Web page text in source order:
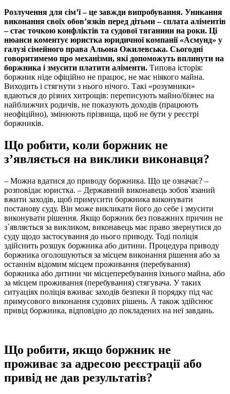
Розлучення для сім’ї – це завжди випробування. Уникання
виконання своїх обов’язків перед дітьми – сплата аліментів
– стає точкою конфліктів та судової тяганини на роки. Ці
нюанси коментує юристка юридичної компанії «Асмунд» у
галузі сімейного права Альона Ожилевська. Сьогодні
говоритимемо про механізми, які допоможуть вплинути на
боржника і змусити платити аліменти. Типова історія:
боржник ніде офіційно не працює, не має ніякого майна.
Виходить і стягнути з нього нічого. Такі «розумники»
вдаються до різних хитрощів: переписують майно/бізнес на
найближчих родичів, не показують доходів (працюють
неофіційно), змінюють прізвища, щоб не бути у реєстрі
боржників.
Що робити, коли боржник не
з’являється на виклики виконавця?
– Можна вдатися до приводу боржника. Що це означає? –
розповідає юристка. – Державний виконавець зобов`язаний
вжити заходів, щоб примусити боржника виконувати
постанову суду. Він може викликати його до себе і змусити
виконувати рішення. Якщо боржник без поважних причин не
з`являється за викликом, виконавець має право звернутися до
суду щодо застосування до нього приводу. Тоді поліція
здійснить розшук боржника або дитини. Процедура приводу
боржника оголошуються за місцем виконання рішення або за
останнім відомим місцем проживання (перебування)
боржника або дитини чи місцеперебування їхнього майна, або
за місцем проживання (перебування) стягувача. У таких
ситуаціях поліція вживає заходів безпеки й порядку під час
примусового виконання судових рішень. А також здійснює
привід боржника, відповідно до покладених на неї завдань.
Що робити, якщо боржник не
проживає за адресою реєстрації або
привід не дав результатів?